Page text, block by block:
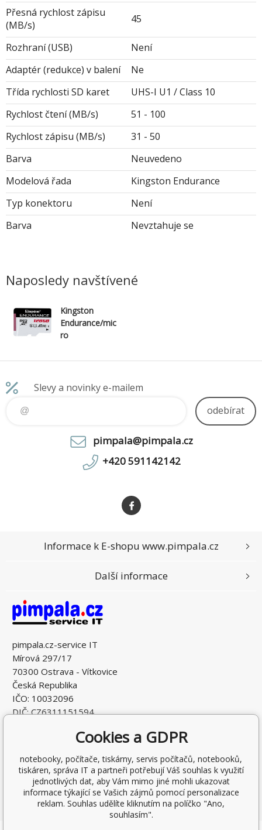
Přesná rychlost zápisu
(MB/s)
45
Rozhraní (USB)
Není
Adaptér (redukce) v balení
Ne
Třída rychlosti SD karet
UHS-I U1 / Class 10
Rychlost čtení (MB/s)
51 - 100
Rychlost zápisu (MB/s)
31 - 50
Barva
Neuvedeno
Modelová řada
Kingston Endurance
Typ konektoru
Není
Barva
Nevztahuje se
Naposledy navštívené
Kingston
Endurance/mic
ro
UHS-I U1 /
Slevy a novinky e-mailem
odebírat
pimpala@pimpala.cz
+420 591142142
pimpala.cz-service IT
Mírová 297/17
70300 Ostrava - Vítkovice
Česká Republika
IČO: 10032096
DIČ: CZ6311151594
Informace k E-shopu www.pimpala.cz
Další informace
Cookies a GDPR
notebooky, počítače, tiskárny, servis počítačů, notebooků,
tiskáren, správa IT a partneři potřebují Váš souhlas k využití
jednotlivých dat, aby Vám mimo jiné mohli ukazovat
informace týkající se Vašich zájmů pomocí personalizace
reklam. Souhlas udělíte kliknutím na políčko "Ano,
souhlasím".